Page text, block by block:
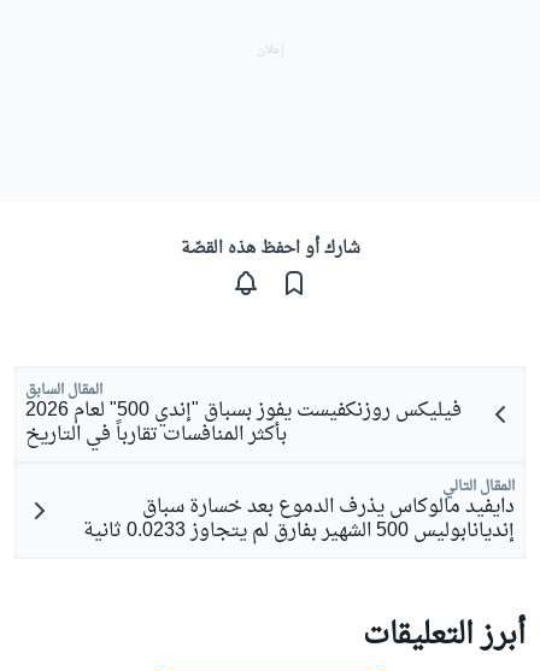
شارك أو احفظ هذه القصّة
المقال السابق
فيليكس روزنكفيست يفوز بسباق "إندي 500" لعام 2026
بأكثر المنافسات تقارباً في التاريخ
المقال التالي
دايفيد مالوكاس يذرف الدموع بعد خسارة سباق
إنديانابوليس 500 الشهير بفارق لم يتجاوز 0.0233 ثانية
أبرز التعليقات